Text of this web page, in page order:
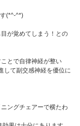
(*^-^*)
が覚めてしまう！との
とで自律神経が整い
して副交感神経を優位に
ングチェアーで横たわ